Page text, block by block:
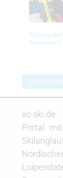
Einzelstart
Schreibe
xc-ski.de
Portal